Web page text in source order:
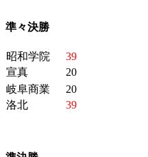
準々決勝
昭和学院 39
宣真
20
岐阜商業
20
洛北
39